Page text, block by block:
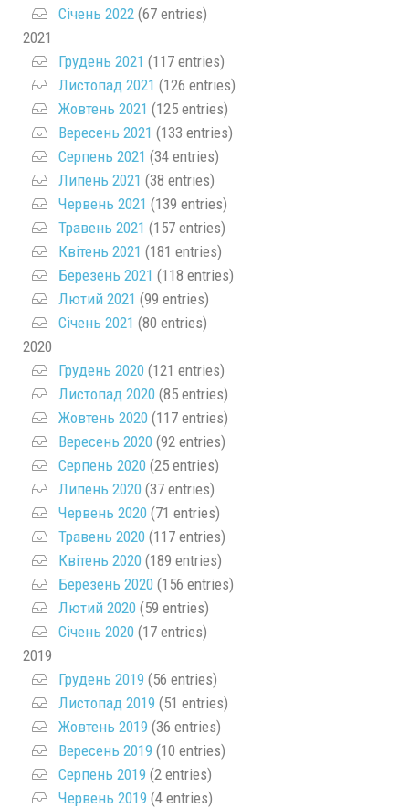
Січень 2022 (67 entries)
2021
Грудень 2021 (117 entries)
Листопад 2021 (126 entries)
Жовтень 2021 (125 entries)
Вересень 2021 (133 entries)
Серпень 2021 (34 entries)
Липень 2021 (38 entries)
Червень 2021 (139 entries)
Травень 2021 (157 entries)
Квітень 2021 (181 entries)
Березень 2021 (118 entries)
Лютий 2021 (99 entries)
Січень 2021 (80 entries)
2020
Грудень 2020 (121 entries)
Листопад 2020 (85 entries)
Жовтень 2020 (117 entries)
Вересень 2020 (92 entries)
Серпень 2020 (25 entries)
Липень 2020 (37 entries)
Червень 2020 (71 entries)
Травень 2020 (117 entries)
Квітень 2020 (189 entries)
Березень 2020 (156 entries)
Лютий 2020 (59 entries)
Січень 2020 (17 entries)
2019
Грудень 2019 (56 entries)
Листопад 2019 (51 entries)
Жовтень 2019 (36 entries)
Вересень 2019 (10 entries)
Серпень 2019 (2 entries)
Червень 2019 (4 entries)